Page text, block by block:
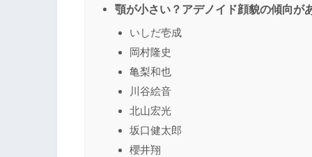
顎が小さい？アデノイド顔貌の傾向が
いしだ壱成
岡村隆史
亀梨和也
川谷絵音
北山宏光
坂口健太郎
櫻井翔